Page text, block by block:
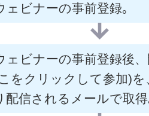
ビナーの事前登録｡
ビナーの事前登録後、
をクリックして参加)を
信されるメールで取得